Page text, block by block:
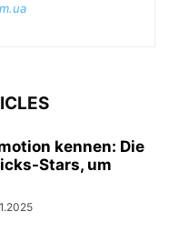
kennen: Die
Stars, um